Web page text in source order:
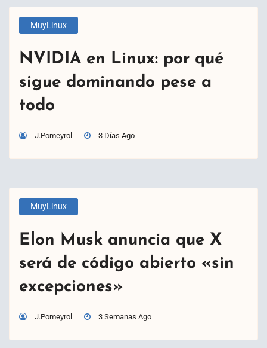
MuyLinux
NVIDIA en Linux: por qué
sigue dominando pese a
todo
J.Pomeyrol 3 Días Ago
MuyLinux
Elon Musk anuncia que X
será de código abierto «sin
excepciones»
J.Pomeyrol 3 Semanas Ago